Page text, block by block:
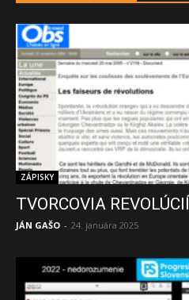
ZÁPISKY
TVORCOVIA REVOLÚCIÍ
JÁN GAŠO - 24. januára 2025